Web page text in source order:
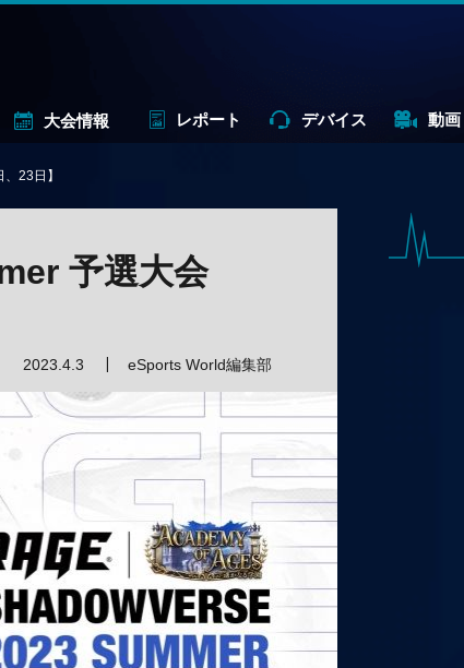
大会情報 レポート デバイス 動画
23日】
予選大会
2023.4.3 eSports World編集部